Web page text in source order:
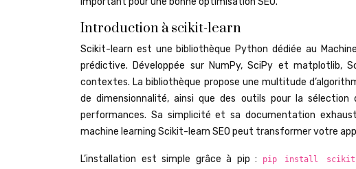
Introduction à scikit-learn
Scikit-learn est une bibliothèque Python dédiée au
prédictive. Développée sur NumPy, SciPy et matplotlib,
contextes. La bibliothèque propose une multitude
de dimensionnalité, ainsi que des outils pour la
performances. Sa simplicité et sa documentation
machine learning Scikit-learn SEO peut transformer votre
L’installation est simple grâce à pip : pip install